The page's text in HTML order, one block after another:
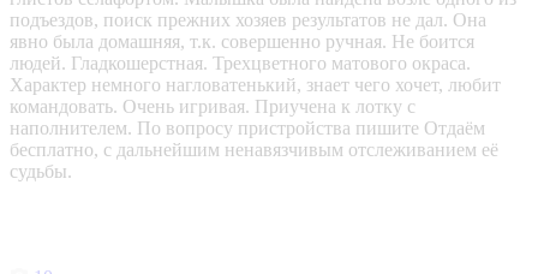
подъездов, поиск прежних хозяев результатов не дал. Она
явно была домашняя, т.к. совершенно ручная. Не боится
людей. Гладкошерстная. Трехцветного матового окраса.
Характер немного нагловатенький, знает чего хочет, любит
командовать. Очень игривая. Приучена к лотку с
наполнителем. По вопросу пристройства пишите Отдаём
бесплатно, с дальнейшим ненавязчивым отслеживанием её
судьбы.